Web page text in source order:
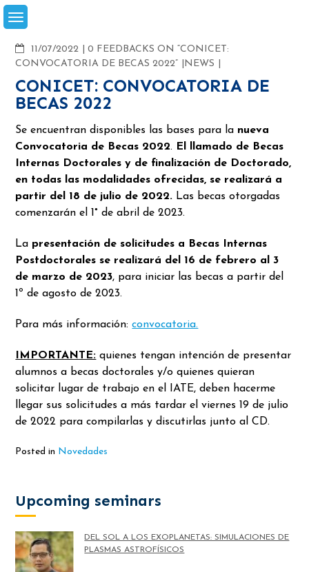
Skip
to
11/07/2022
COMMENTS
0 FEEDBACKS ON “CONICET:
CONVOCATORIA DE BECAS 2022”
NEWS
CONICET: CONVOCATORIA DE
BECAS 2022
Se encuentran disponibles las bases para la nueva
Convocatoria de Becas 2022.
El llamado de Becas
Internas Doctorales y de finalización de Doctorado,
en todas las modalidades ofrecidas, se realizará a
partir del 18 de julio de 2022. Las becas otorgadas
comenzarán el 1° de abril de 2023.
La presentación de solicitudes a Becas Internas
Postdoctorales se realizará del 16 de febrero al 3
de marzo de 2023, para iniciar las becas a partir del
1º de agosto de 2023.
Para más información:convocatoria.
IMPORTANTE: quienes tengan intención de presentar
alumnos a becas doctorales y/o quienes quieran
solicitar lugar de trabajo en el IATE, deben hacerme
llegar sus solicitudes a más tardar el viernes 19 de julio
de 2022 para compilarlas y discutirlas junto al CD.
Posted in Novedades
Upcoming seminars
DEL SOL A LOS EXOPLANETAS: SIMULACIONES DE
PLASMAS ASTROFÍSICOS